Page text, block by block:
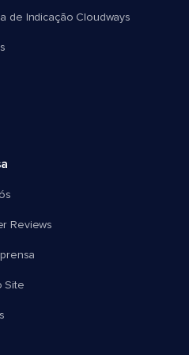
de Indicação Cloudways
Reviews
Site